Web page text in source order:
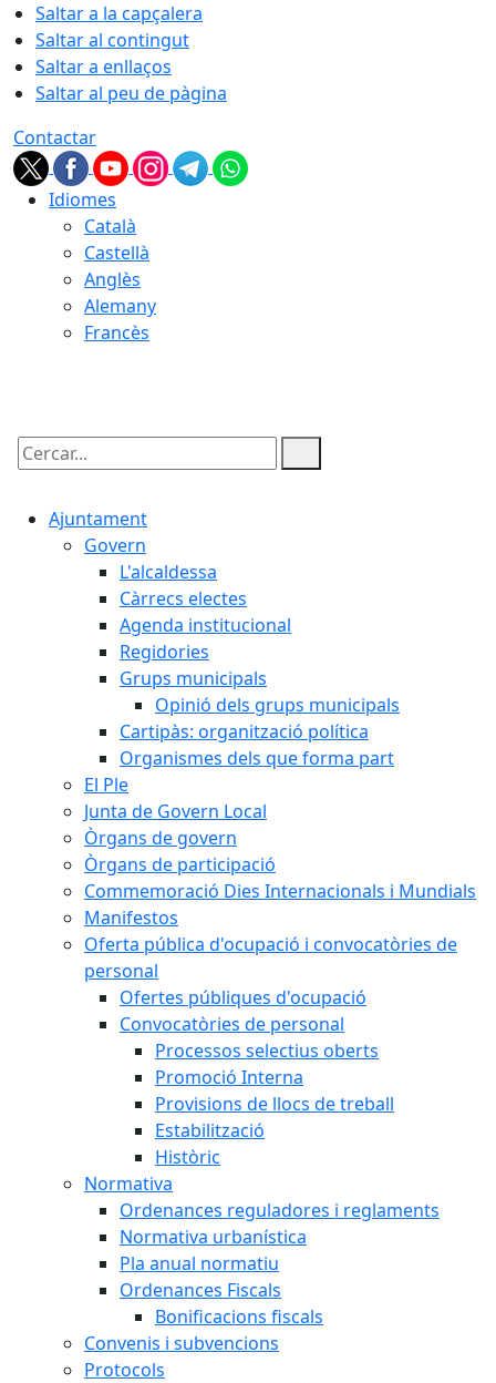
Saltar a la capçalera
Saltar al contingut
Saltar a enllaços
Saltar al peu de pàgina
Contactar
Idiomes
Català
Castellà
Anglès
Alemany
Francès
Cercar:
Ajuntament
Govern
L'alcaldessa
Càrrecs electes
Agenda institucional
Regidories
Grups municipals
Opinió dels grups municipals
Cartipàs: organització política
Organismes dels que forma part
El Ple
Junta de Govern Local
Òrgans de govern
Òrgans de participació
Commemoració Dies Internacionals i Mundials
Manifestos
Oferta pública d'ocupació i convocatòries de
personal
Ofertes públiques d'ocupació
Convocatòries de personal
Processos selectius oberts
Promoció Interna
Provisions de llocs de treball
Estabilització
Històric
Normativa
Ordenances reguladores i reglaments
Normativa urbanística
Pla anual normatiu
Ordenances Fiscals
Bonificacions fiscals
Convenis i subvencions
Protocols